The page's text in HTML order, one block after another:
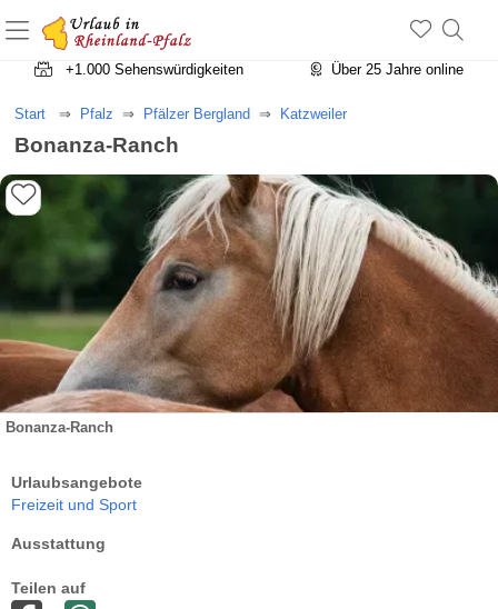
+1.500 Unterkünfte in Rheinland-Pfalz
+1.000 Sehenswürdigkeiten
Über 25 Jahre online
Start Pfalz Pfälzer Bergland Katzweiler
Bonanza-Ranch
Bonanza-Ranch
Urlaubsangebote
Freizeit und Sport
Ausstattung
Teilen auf